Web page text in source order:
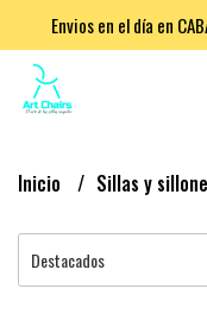
Envios en el día en
Inicio Sillas y